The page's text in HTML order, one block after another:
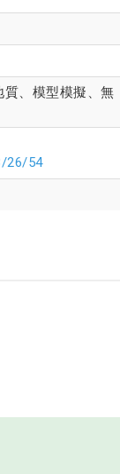
、模型模擬、無
26/54
能